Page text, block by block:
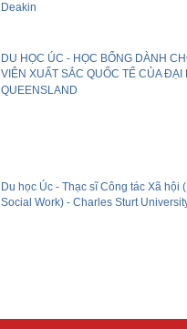
Deakin
DU HỌC ÚC - HỌC BỔNG DÀNH
VIÊN XUẤT SẮC QUỐC TẾ CỦA ĐẠI
QUEENSLAND
Du học Úc - Thạc sĩ Công tác Xã hội
Social Work) - Charles Sturt